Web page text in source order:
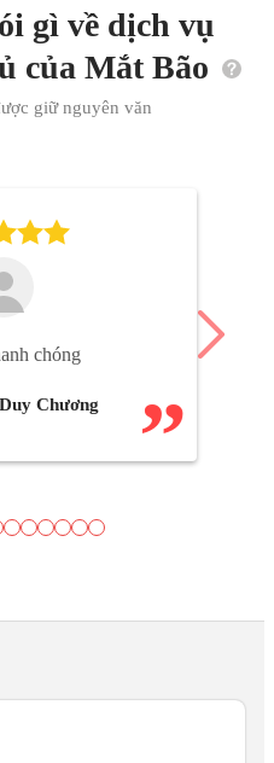
gì về dịch vụ
của Mắt Bão
giữ nguyên văn
chóng
Chương ”